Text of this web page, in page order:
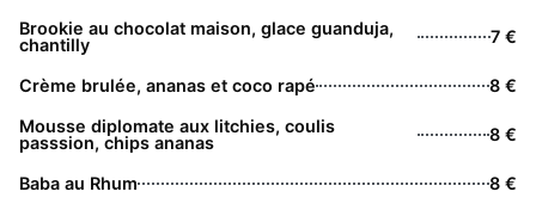
Brookie au chocolat maison, glace guanduja,
chantilly
7 €
Crème brulée, ananas et coco rapé
8 €
Mousse diplomate aux litchies, coulis
passsion, chips ananas
8 €
Baba au Rhum 8 €